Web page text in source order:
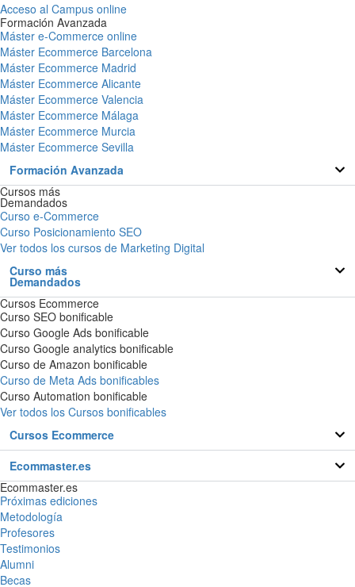
Acceso al Campus online
Formación Avanzada
Máster e-Commerce online
Máster Ecommerce Barcelona
Máster Ecommerce Madrid
Máster Ecommerce Alicante
Máster Ecommerce Valencia
Máster Ecommerce Málaga
Máster Ecommerce Murcia
Máster Ecommerce Sevilla
Formación Avanzada
Cursos más
Demandados
Curso e-Commerce
Curso Posicionamiento SEO
Ver todos los cursos de Marketing Digital
Curso más
Demandados
Cursos Ecommerce
Curso SEO bonificable
Curso Google Ads bonificable
Curso Google analytics bonificable
Curso de Amazon bonificable
Curso de Meta Ads bonificables
Curso Automation bonificable
Ver todos los Cursos bonificables
Cursos Ecommerce
Ecommaster.es
Ecommaster.es
Próximas ediciones
Metodología
Profesores
Testimonios
Alumni
Becas